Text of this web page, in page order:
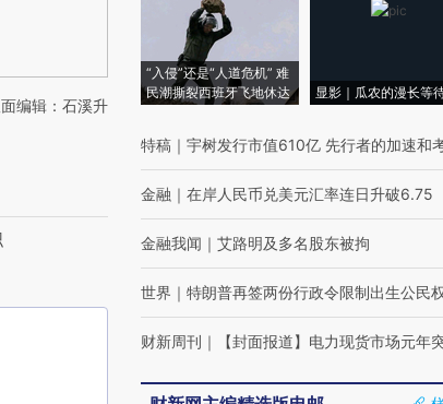
编辑：石溪升
“入侵”还是“人道危机” 难
民潮撕裂西班牙飞地休达
显影｜瓜农的漫长等
特稿 ｜ 宇树发行市值610亿 先行者的加速和
金融 ｜ 在岸人民币兑美元汇率连日升破6.75
金融我闻 ｜ 艾路明及多名股东被拘
世界 ｜ 特朗普再签两份行政令限制出生公民
财新周刊 ｜ 【封面报道】电力现货市场元年